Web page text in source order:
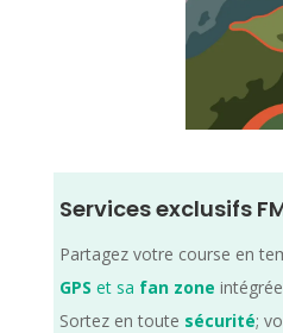
Services exclusifs
Partagez votre course en
GPS et sa fan zone
Sortez en toute sécurité;